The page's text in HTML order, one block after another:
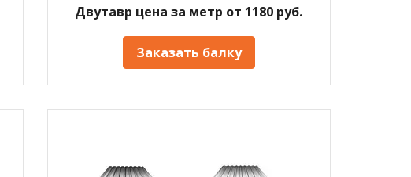
Двутавр цена за метр от 1180 руб.
Заказать балку